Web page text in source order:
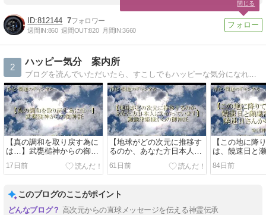
812144 7
週間IN:860 週間OUT:820 月間IN:3660
2
ハッピー気分 案内所
ブログを読んでいただいたら、すこしでもハッピーな気分になれますように、がんばりたいと思いますー。
【真の調和を取り戻す為に
は…】武甕槌神からの御神
17日前
【地球がどの次元に推移す
るのか、あなた方日本人に
かかっています】
61日前
【この地に降
は、饒速日と
る】饒速日命
寒川神社
84日前
このブログのここがポイント
高次元からの直球メッセージを伝える神霊伝承
閉じる